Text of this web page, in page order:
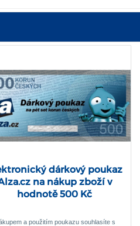
dárkový poukaz
na nákup zboží v
hodnotě 500 Kč
a použitím poukazu souhlasíte s